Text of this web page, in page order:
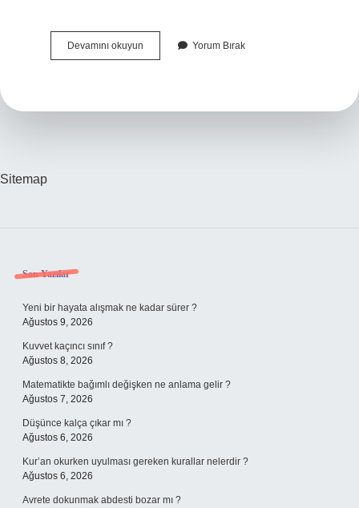
Devamını okuyun
Şiiri
Yorum Bırak
Sitemap
Sidebar
Son Yazılar
Yeni bir hayata alışmak ne kadar sürer ?
Ağustos 9, 2026
Kuvvet kaçıncı sınıf ?
Ağustos 8, 2026
Matematikte bağımlı değişken ne anlama gelir ?
Ağustos 7, 2026
Düşünce kalça çıkar mı ?
Ağustos 6, 2026
Kur’an okurken uyulması gereken kurallar nelerdir ?
Ağustos 6, 2026
Avrete dokunmak abdesti bozar mı ?